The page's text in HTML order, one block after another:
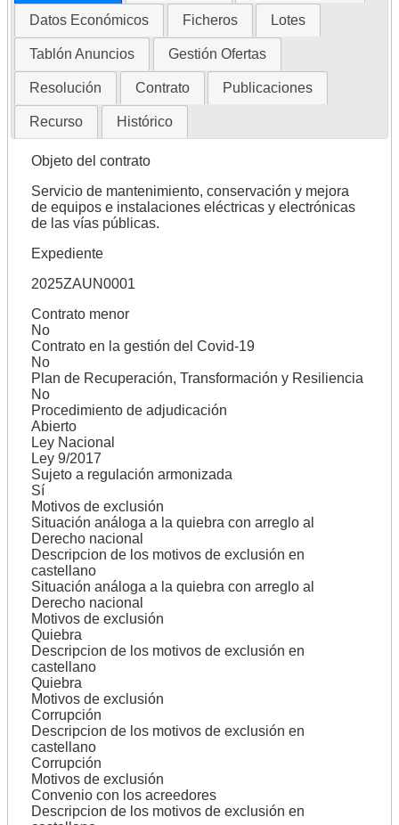
Datos Económicos Ficheros Lotes
Tablón Anuncios Gestión Ofertas
Resolución Contrato Publicaciones
Recurso Histórico
Objeto del contrato
Servicio de mantenimiento, conservación y mejora
de equipos e instalaciones eléctricas y electrónicas
de las vías públicas.
Expediente
2025ZAUN0001
Contrato menor
No
Contrato en la gestión del Covid-19
No
Plan de Recuperación, Transformación y Resiliencia
No
Procedimiento de adjudicación
Abierto
Ley Nacional
Ley 9/2017
Sujeto a regulación armonizada
Sí
Motivos de exclusión
Situación análoga a la quiebra con arreglo al
Derecho nacional
Descripcion de los motivos de exclusión en
castellano
Situación análoga a la quiebra con arreglo al
Derecho nacional
Motivos de exclusión
Quiebra
Descripcion de los motivos de exclusión en
castellano
Quiebra
Motivos de exclusión
Corrupción
Descripcion de los motivos de exclusión en
castellano
Corrupción
Motivos de exclusión
Convenio con los acreedores
Descripcion de los motivos de exclusión en